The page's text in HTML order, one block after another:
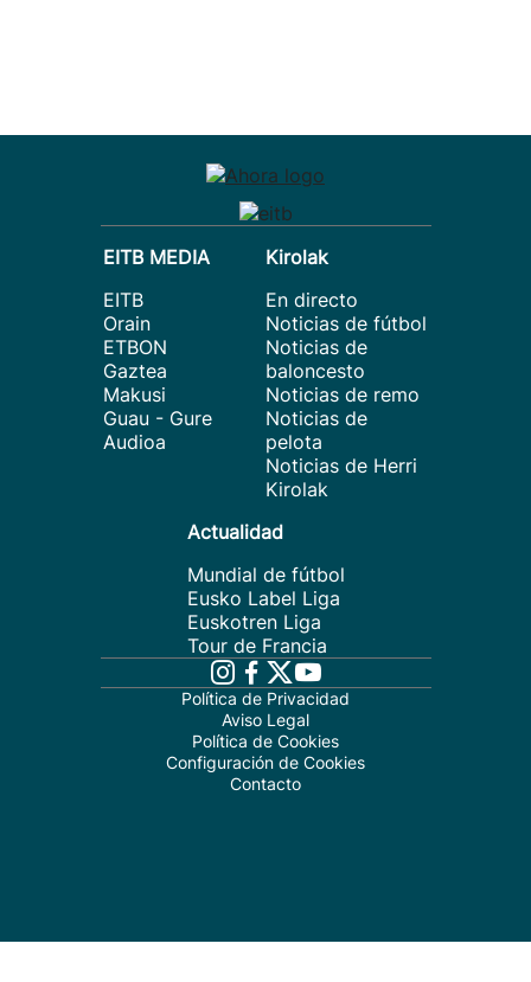
EITB MEDIA
EITB
Orain
ETBON
Gaztea
Makusi
Guau - Gure
Audioa
Kirolak
En directo
Noticias de fútbol
Noticias de
baloncesto
Noticias de remo
Noticias de
pelota
Noticias de Herri
Kirolak
Actualidad
Mundial de fútbol
Eusko Label Liga
Euskotren Liga
Tour de Francia
Política de Privacidad
Aviso Legal
Política de Cookies
Configuración de Cookies
Contacto